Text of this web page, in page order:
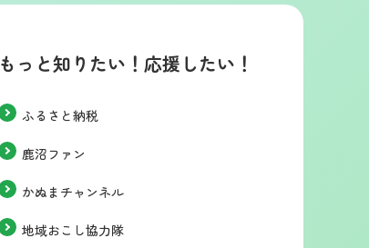
もっと知りたい！応援したい！
ふるさと納税
鹿沼ファン
かぬまチャンネル
地域おこし協力隊